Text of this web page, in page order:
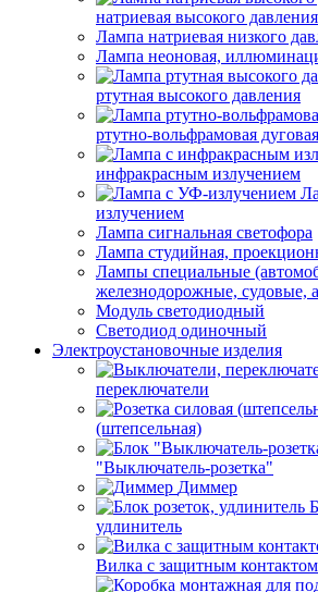
натриевая высокого давления
Лампа натриевая низкого
Лампа неоновая,
ртутная высокого давления
ртутно-вольфрамовая дуговая
инфракрасным излучением
излучением
Лампа сигнальная светофора
Лампа студийная,
Лампы специальные
железнодорожные, судовые,
Модуль светодиодный
Светодиод одиночный
Электроустановочные изделия
переключатели
(штепсельная)
"Выключатель-розетка"
Диммер
удлинитель
Вилка с защитным